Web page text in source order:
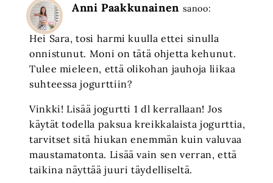
Anni Paakkunainen sanoo:
Hei Sara, tosi harmi kuulla ettei sinulla
onnistunut. Moni on tätä ohjetta kehunut.
Tulee mieleen, että olikohan jauhoja liikaa
suhteessa jogurttiin?
Vinkki! Lisää jogurtti 1 dl kerrallaan! Jos
käytät todella paksua kreikkalaista jogurttia,
tarvitset sitä hiukan enemmän kuin valuvaa
maustamatonta. Lisää vain sen verran, että
taikina näyttää juuri täydelliseltä.